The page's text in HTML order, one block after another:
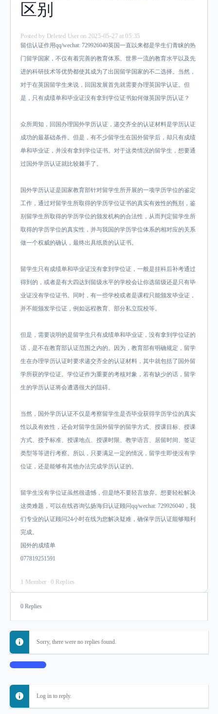
区别
Posted by Deleted User on 2025-05-27 at 05:35
留信认证作用qq/wechat: 729926040英国一直以来都是学生们青睐的热
门留学国家，不仅有着完善的教育体系、世界一流的教育水平以及先
进的科研技术等优势都使其成为了出国留学国家的不二选择。当然，
对于在英国留学生来说，回国发展首先就需要办理英国学认证。但
是，只有成绩单和毕业证没有拿到学位证书如何做英国学历认证？
众所周知，回国办理国外学历认证，递交齐全的认证材料是学历认证
成功的最基础条件。但是，有不少留学生在国外留学后，却只有成绩
单和毕业证，并没有拿到学位证书。对于这类情况的留学生，想要通
过国外学历认证就比较棘手了。
国外学历认证是国家教育部针对留学生所开展的一项学历学位的鉴定
工作，通过对留学生所取得的学历学位证书的真实有效性的甄别，鉴
别留学生所取得的学历学位的颁发机构的合法性，从而判定留学生所
取得的学历学位的真实性，并与我国的学历学位体系的相对应的关系
做一个权威的确认，最终出具纸质的认证书。
留学生只有成绩单和毕业证没有拿到学位证，一般是挂科后补考通过
得到的，或者是有大四达到留级水平的学校会让你选留级还是只有毕
业证没有学位证书。同时，有一些学校或者是课程只能颁发毕业证，
并不能颁发学位证，例如远程教育、部分私立院校等。
但是，需要说明的是留学生只有成绩单和毕业证，没有拿到学位证的
话，是不在教育部认证范围之内的。因为，教育部有明确规定，留学
生在办理学历认证时要求递交齐全的认证材料，其中就包括了国外留
学所获的学位证。学位证作为重要的考核对象，若有缺少的话，留学
生的学历认证将会遭遇很大的阻碍。
当然，国外学历认证不仅是考察留学生是否毕业获得学历学位的真实
性以及有效性，还会对留学生国外留学的留学方式、授课目标、授课
方式、授予标准、授课地点、授课时限、教学语言、居留时间、签证
类型等等进行考察。所以，只要满足一定的情况，留学生即使没有学
位证，还是能够有其他办法完成学历认证的。
留学生没有学位证虽然很遗憾，但是绝不要轻言放弃。想要轻松解决
这类难题，可以在线咨询弘扬海归认证顾问qq/wechat: 729926040，我
们专业的认证顾问24小时在线为您解决疑难，确保学历认证能够顺利
完成。
国外的成绩单
077819251591
1 Member · 0 Replies
0 Replies
Sorry, there were no replies found.
Log In to Reply
Log in to reply.